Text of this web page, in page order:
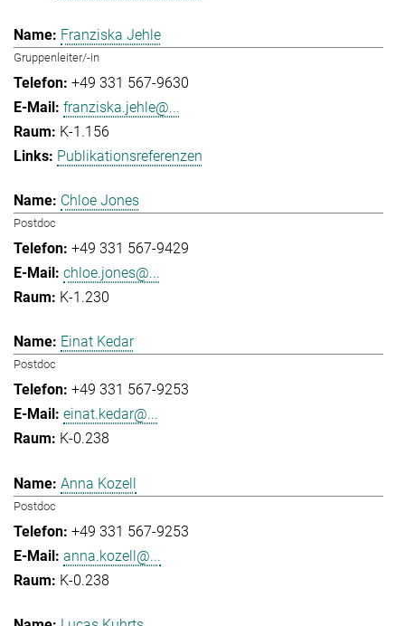
Franziska Jehle
Gruppenleiter/-in
+49 331 567-9630
franziska.jehle@...
K-1.156
Publikationsreferenzen
Chloe Jones
Postdoc
+49 331 567-9429
chloe.jones@...
K-1.230
Einat Kedar
Postdoc
+49 331 567-9253
einat.kedar@...
K-0.238
Anna Kozell
Postdoc
+49 331 567-9253
anna.kozell@...
K-0.238